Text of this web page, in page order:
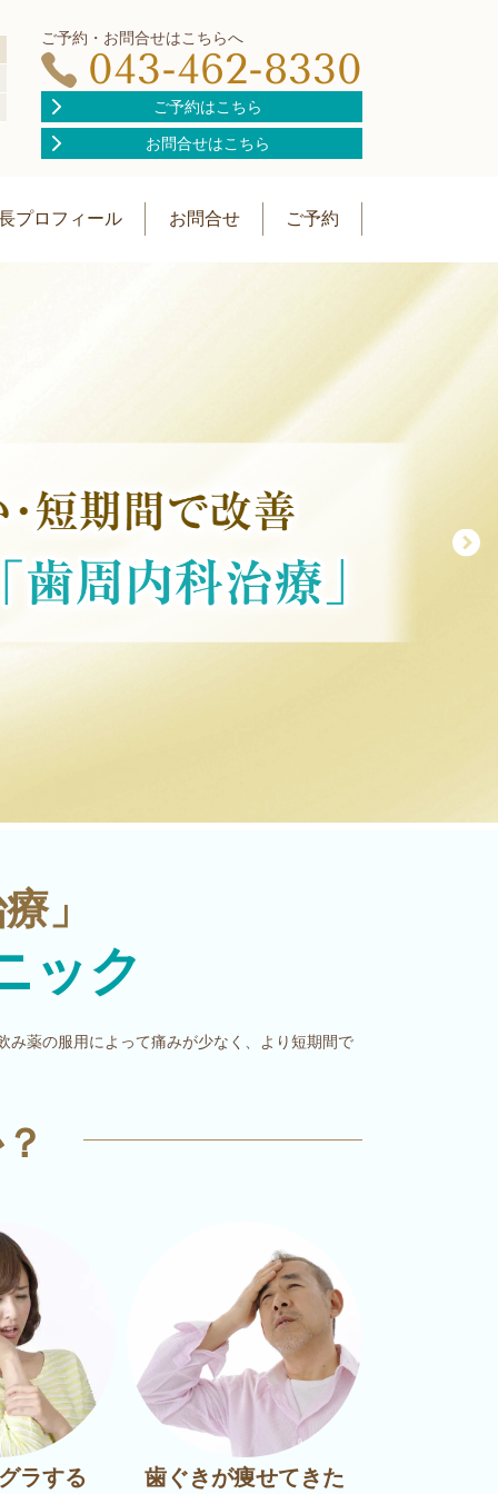
ご予約・お問合せはこちらへ
043-462-8330
ご予約はこちら
お問合せはこちら
プロフィール お問合せ ご予約
」
ック
み薬の服用によって痛みが少なく、より短期間で
ラする 歯ぐきが痩せてきた